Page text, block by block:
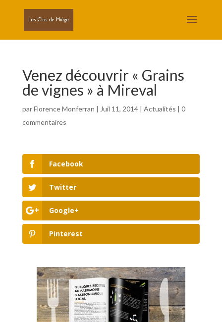
Venez découvrir « Grains
de vignes » à Mireval
parFlorence Monferran | Juil 11, 2014| Actualités | 0
commentaires
Facebook
Twitter
Google+
Pinterest